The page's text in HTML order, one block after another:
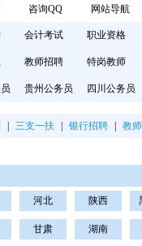
咨询QQ 网站导航
会计考试 职业资格
教师招聘 特岗教师
贵州公务员 四川公务员
三支一扶 银行招聘 教
河北 陕西
甘肃 湖南